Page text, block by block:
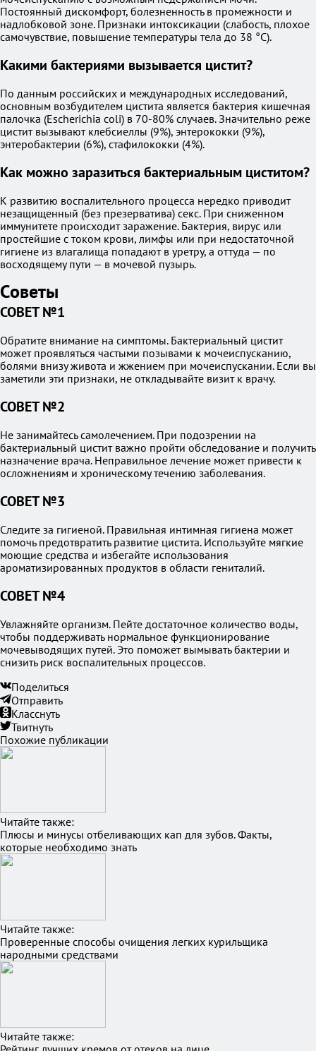
Постоянный дискомфорт, болезненность в промежности и
надлобковой зоне. Признаки интоксикации (слабость, плохое
самочувствие, повышение температуры тела до 38 °С).
Какими бактериями вызывается цистит?
По данным российских и международных исследований,
основным возбудителем цистита является бактерия кишечная
палочка (Escherichia coli) в 70-80% случаев. Значительно реже
цистит вызывают клебсиеллы (9%), энтерококки (9%),
энтеробактерии (6%), стафилококки (4%).
Как можно заразиться бактериальным циститом?
К развитию воспалительного процесса нередко приводит
незащищенный (без презерватива) секс. При сниженном
иммунитете происходит заражение. Бактерия, вирус или
простейшие с током крови, лимфы или при недостаточной
гигиене из влагалища попадают в уретру, а оттуда — по
восходящему пути — в мочевой пузырь.
Советы
СОВЕТ №1
Обратите внимание на симптомы. Бактериальный цистит
может проявляться частыми позывами к мочеиспусканию,
болями внизу живота и жжением при мочеиспускании. Если вы
заметили эти признаки, не откладывайте визит к врачу.
СОВЕТ №2
Не занимайтесь самолечением. При подозрении на
бактериальный цистит важно пройти обследование и получить
назначение врача. Неправильное лечение может привести к
осложнениям и хроническому течению заболевания.
СОВЕТ №3
Следите за гигиеной. Правильная интимная гигиена может
помочь предотвратить развитие цистита. Используйте мягкие
моющие средства и избегайте использования
ароматизированных продуктов в области гениталий.
СОВЕТ №4
Увлажняйте организм. Пейте достаточное количество воды,
чтобы поддерживать нормальное функционирование
мочевыводящих путей. Это поможет вымывать бактерии и
снизить риск воспалительных процессов.
Поделиться
Отправить
Класснуть
Твитнуть
Похожие публикации
Читайте также:
Плюсы и минусы отбеливающих кап для зубов. Факты,
которые необходимо знать
Читайте также:
Проверенные способы очищения легких курильщика
народными средствами
Читайте также: